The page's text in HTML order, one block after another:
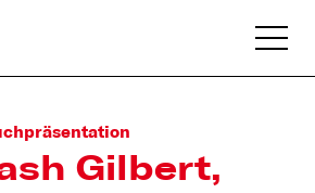
Gilbert,